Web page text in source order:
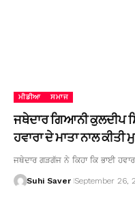
ਮੀਡੀਆ ਸਮਾਜ
ਜਥੇਦਾਰ ਗਿਆਨੀ ਕੁਲਦੀਪ
ਹਵਾਰਾ ਦੇ ਮਾਤਾ ਨਾਲ ਕੀਤੀ
ਜਥੇਦਾਰ ਗੜਗੱਜ ਨੇ ਕਿਹਾ ਕਿ ਭਾਈ
Suhi Saver September 26,